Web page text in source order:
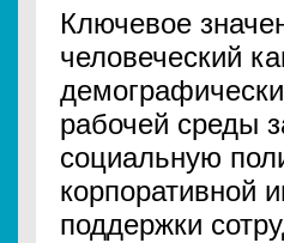
Ключевое
человеческий
рабочей среды
социальную
корпоративной
поддержки